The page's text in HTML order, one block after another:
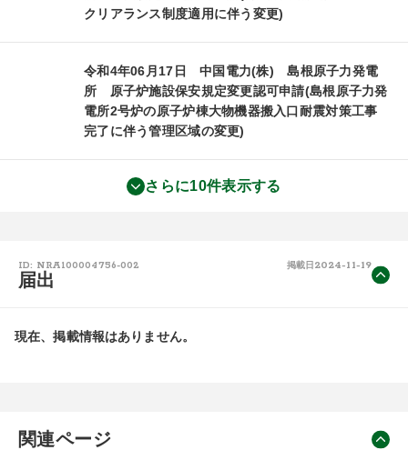
クリアランス制度適用に伴う変更)
令和4年06月17日 中国電力(株) 島根原子力発電
所 原子炉施設保安規定変更認可申請(島根原子力発
電所2号炉の原子炉棟大物機器搬入口耐震対策工事
完了に伴う管理区域の変更)
さらに10件表示する
ID: NRA100004756-002 掲載日 2024-11-19
届出
現在、掲載情報はありません。
関連ページ